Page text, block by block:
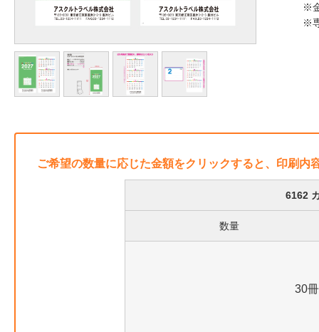
※
※
ご希望の数量に応じた金額をクリックすると、印刷内
6162
数量
30冊